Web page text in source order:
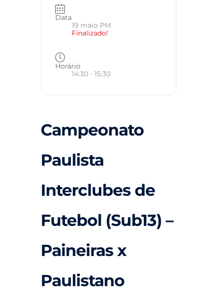
Data
19 maio PM
Finalizado!
Horário
14:30 - 15:30
Campeonato
Paulista
Interclubes de
Futebol (Sub13) –
Paineiras x
Paulistano